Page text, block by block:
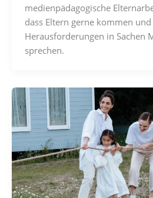
medienpädagogische
dass Eltern gerne kommen
Herausforderungen in Sachen
sprechen.